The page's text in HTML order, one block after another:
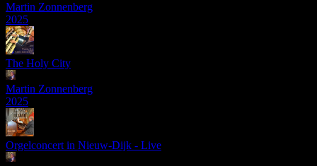
Martin Zonnenberg
2025
The Holy City
Martin Zonnenberg
2025
Orgelconcert in Nieuw-Dijk - Live